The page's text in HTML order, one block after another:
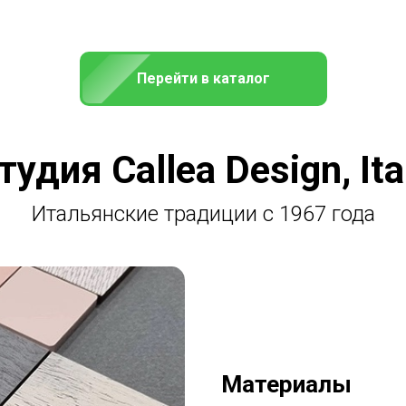
Перейти в каталог
Callea Design,
Итальянские традиции с 1967 года
Материалы